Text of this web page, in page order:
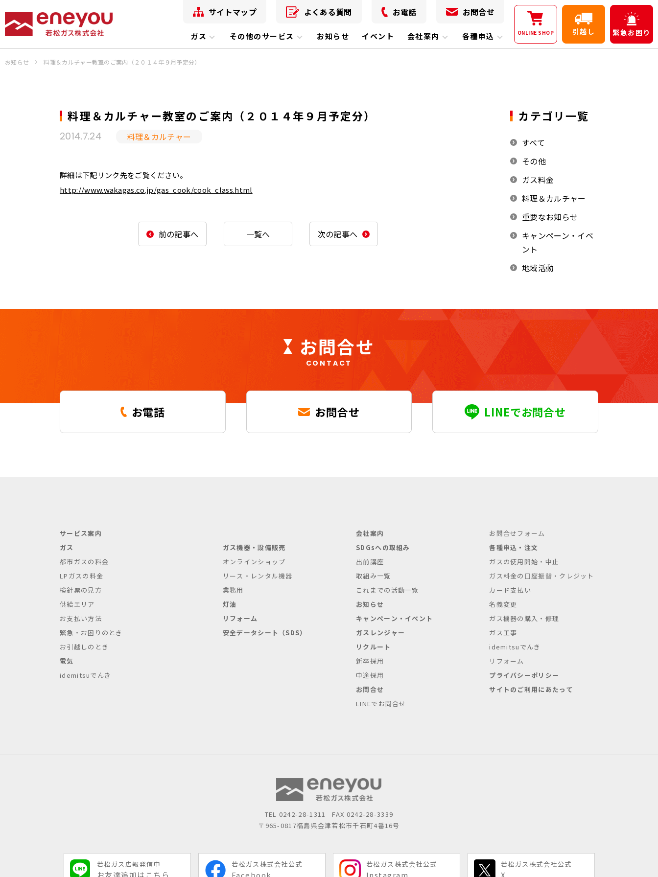
ガス その他のサービス お知らせ イベント 会社案内 各種申込
サイトマップ よくある質問 お電話 お問合せ
ONLINE SHOP 引越し 緊急お困り
お知らせ 料理＆カルチャー教室のご案内（２０１４年９月予定分）
2014.7.24 料理＆カルチャー
料理＆カルチャー教室のご案内（２０１４年９月予定分）
詳細は下記リンク先をご覧ください。
http://www.wakagas.co.jp/gas_cook/cook_class.html
前の記事へ 一覧へ 次の記事へ
カテゴリ一覧
すべて
その他
ガス料金
料理＆カルチャー
重要なお知らせ
キャンペーン・イベ
ント
地域活動
お問合せ
CONTACT
お電話 お問合せ LINEでお問合せ
サービス案内
ガス
都市ガスの料金
LPガスの料金
検針票の見方
供給エリア
お支払い方法
緊急・お困りのとき
お引越しのとき
電気
idemitsuでんき
ガス機器・設備販売
オンラインショップ
リース・レンタル機器
業務用
灯油
リフォーム
安全データシート（SDS）
会社案内
SDGsへの取組み
出前講座
取組み一覧
これまでの活動一覧
お知らせ
キャンペーン・イベント
ガスレンジャー
リクルート
新卒採用
中途採用
お問合せ
LINEでお問合せ
お問合せフォーム
各種申込・注文
ガスの使用開始・中止
ガス料金の口座振替・クレジット
カード支払い
名義変更
ガス機器の購入・修理
ガス工事
idemitsuでんき
リフォーム
プライバシーポリシー
サイトのご利用にあたって
TEL 0242-28-1311
FAX 0242-28-3339
〒965-0817福島県会津若松市千石町4番16号
若松ガス広報発信中
お友達追加はこちら
若松ガス株式会社公式
Facebook
若松ガス株式会社公式
Instagram
若松ガス株式会社公式
X